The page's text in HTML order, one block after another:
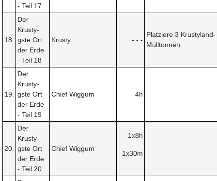
- Teil 17
18.
Der
Krusty-
gste Ort
der Erde
- Teil 18
Krusty - - -
Platziere 3 Krustyland-
Mülltonnen
19.
Der
Krusty-
gste Ort
der Erde
- Teil 19
Chief Wiggum 4h
20.
Der
Krusty-
gste Ort
der Erde
- Teil 20
Chief Wiggum
1x8h
1x30m